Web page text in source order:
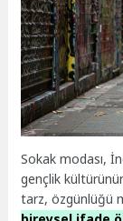
Sokak modası,
gençlik
tarz, özgünlüğü